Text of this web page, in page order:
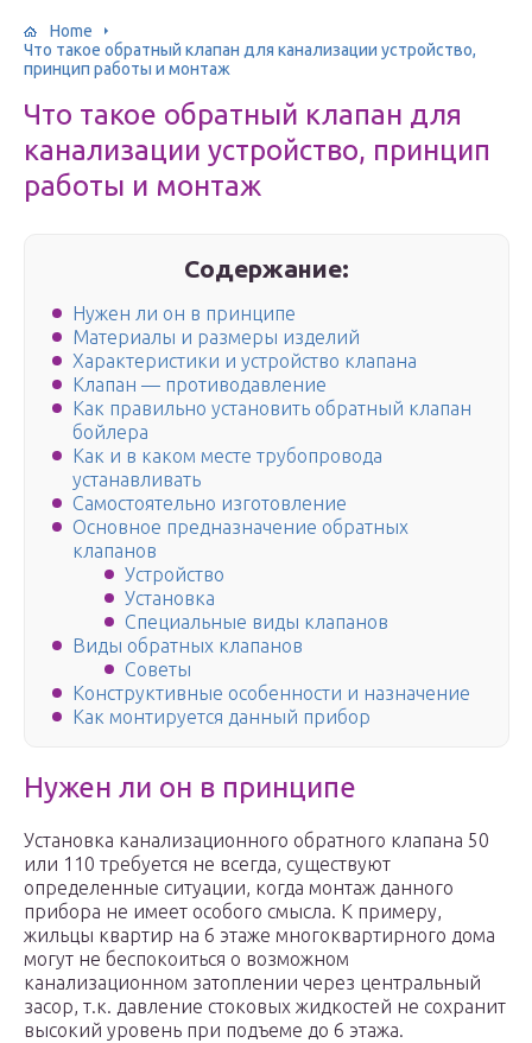
Home
Что такое обратный клапан для канализации устройство,
принцип работы и монтаж
Что такое обратный клапан для
канализации устройство, принцип
работы и монтаж
Содержание:
Нужен ли он в принципе
Материалы и размеры изделий
Характеристики и устройство клапана
Клапан — противодавление
Как правильно установить обратный клапан
бойлера
Как и в каком месте трубопровода
устанавливать
Самостоятельно изготовление
Основное предназначение обратных
клапанов
Устройство
Установка
Специальные виды клапанов
Виды обратных клапанов
Советы
Конструктивные особенности и назначение
Как монтируется данный прибор
Нужен ли он в принципе
Установка канализационного обратного клапана 50
или 110 требуется не всегда, существуют
определенные ситуации, когда монтаж данного
прибора не имеет особого смысла. К примеру,
жильцы квартир на 6 этаже многоквартирного дома
могут не беспокоиться о возможном
канализационном затоплении через центральный
засор, т.к. давление стоковых жидкостей не сохранит
высокий уровень при подъеме до 6 этажа.